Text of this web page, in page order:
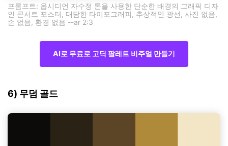
프롬프트: 옵시디언 자수정 톤을 사용한 단순한 배경의 그래픽 디자
인 콘서트 포스터, 대담한 타이포그래피, 추상적인 광선, 사진 없음,
손 없음, 환경 없음 --ar 2:3
AI로 무료로 고딕 팔레트 비주얼 만들기
6) 무덤 골드